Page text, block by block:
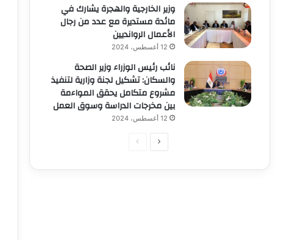
وزير الخارجية والهجرة يشارك في
مائدة مستديرة مع عدد من رجال
الأعمال الروانديين
12 أغسطس، 2024
نائب رئيس الوزراء وزير الصحة
والسكان: تشكيل لجنة وزارية لتنفيذ
مشروع متكامل يحقق المواءمة
بين مخرجات الدراسة وسوق العمل
12 أغسطس، 2024
الصفحةالصفحة